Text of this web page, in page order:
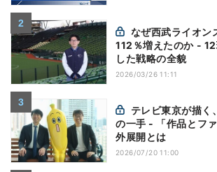
112％増えたのか -
した戦略の全貌
2026/03/26 11:11
の一手 - 「作品とフ
外展開とは
2026/07/20 11:00